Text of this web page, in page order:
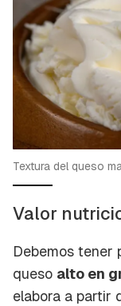
Textura del queso
Valor
Debemos tener
queso alto en
elabora a partir